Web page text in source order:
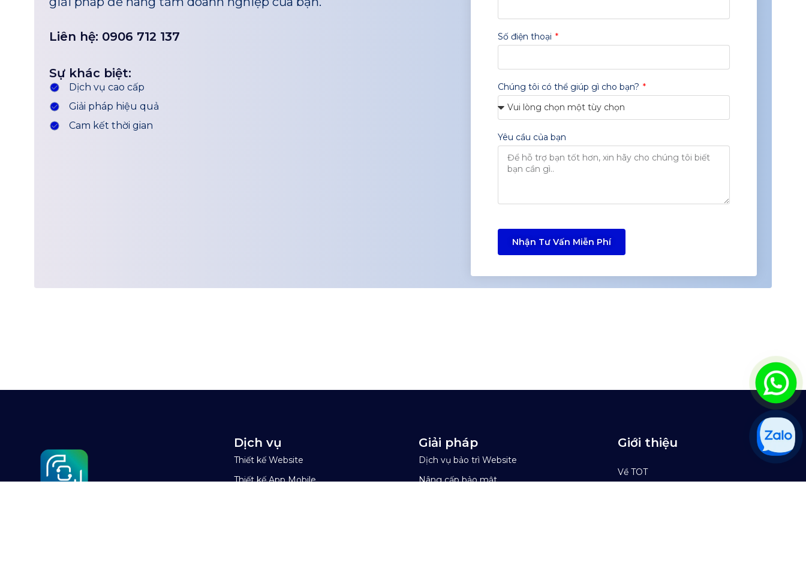
Liên hệ: 0906 712 137
Sự khác biệt:
Dịch vụ cao cấp
Giải pháp hiệu quả
Cam kết thời gian
Số điện thoại
Chúng tôi có thể giúp gì cho bạn?
Yêu cầu của bạn
Nhận Tư Vấn Miễn Phí
Dịch vụ
Thiết kế Website
Thiết kế App Mobile
Giải pháp
Dịch vụ bảo trì Website
Nâng cấp bảo mật
Giới thiệu
Về TOT